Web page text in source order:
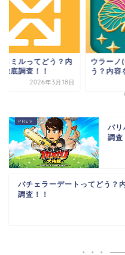
ーノ(urano)ってど
内容を徹底調査！！
2026年2月19日
ムーンラ
内容を徹
バリ
調査
バチェラーデートってどう？
調査！！